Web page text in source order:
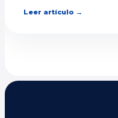
Leer artículo →